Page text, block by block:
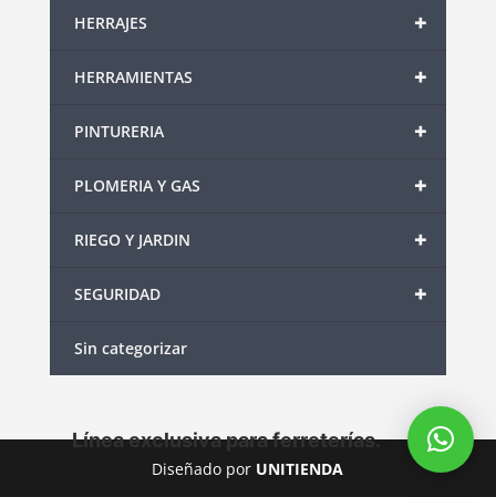
+
HERRAJES
+
HERRAMIENTAS
+
PINTURERIA
+
PLOMERIA Y GAS
+
RIEGO Y JARDIN
+
SEGURIDAD
Sin categorizar
Diseñado por UNITIENDA
Línea exclusiva para ferreterías.